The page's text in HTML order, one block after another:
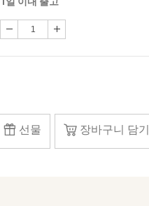
선물 장바구니 담기